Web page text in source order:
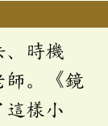
、時機
師。《鏡
這樣小